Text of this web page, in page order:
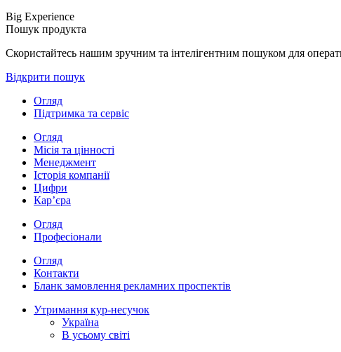
Big Experience
Пошук продукта
Скористайтесь нашим зручним та інтелігентним пошуком для
Відкрити пошук
Огляд
Підтримка та сервіс
Огляд
Місія та цінності
Менеджмент
Історія компанії
Цифри
Кар’єра
Огляд
Професіонали
Огляд
Контакти
Бланк замовлення рекламних проспектів
Утримання кур-несучок
Україна
В усьому світі